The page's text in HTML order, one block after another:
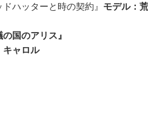
ドハッターと時の契約』 モデル：
の国のアリス』
キャロル